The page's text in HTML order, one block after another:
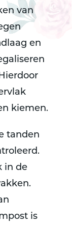
van
en
kiemen.
tanden
in de
is